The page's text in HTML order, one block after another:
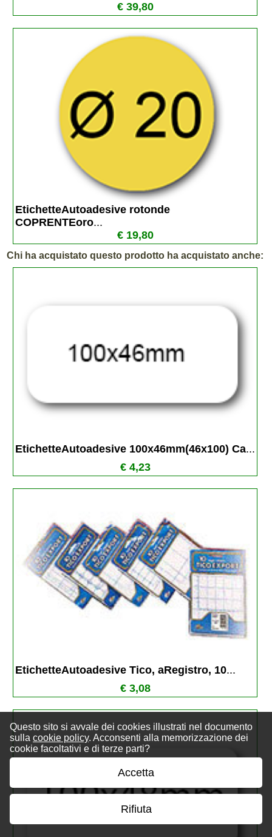
Questo sito si avvale dei cookies illustrati nel documento
sulla cookie policy. Acconsenti alla memorizzazione dei
cookie facoltativi e di terze parti?
Accetta
Rifiuta
€ 39,80
EtichetteAutoadesive rotonde
COPRENTEoro...
€ 19,80
Chi ha acquistato questo prodotto ha acquistato anche:
EtichetteAutoadesive 100x46mm(46x100) Ca...
€ 4,23
EtichetteAutoadesive Tico, aRegistro, 10...
€ 3,08